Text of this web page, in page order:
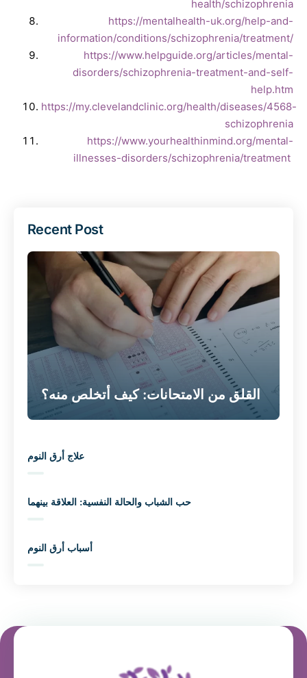
health/schizophrenia
https://mentalhealth-uk.org/help-and-
information/conditions/schizophrenia/treatment/
https://www.helpguide.org/articles/mental-
disorders/schizophrenia-treatment-and-self-
help.htm
https://my.clevelandclinic.org/health/diseases/4568-
schizophrenia
https://www.yourhealthinmind.org/mental-
illnesses-disorders/schizophrenia/treatment
Recent Post
القلق من الامتحانات: كيف أتخلص منه؟
علاج أرق النوم
حب الشباب والحالة النفسية: العلاقة بينهما
أسباب أرق النوم